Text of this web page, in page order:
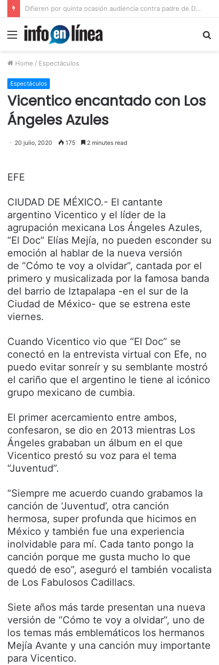
Inicia juicio contra padre de Dafne por violación equiparada contra su hija
Menu
Home / Espectáculos
Espectáculos
Vicentico encantado con Los
Ángeles Azules
20 julio, 2020 175 2 minutes read
EFE
CIUDAD DE MÉXICO.- El cantante
argentino Vicentico y el líder de la
agrupación mexicana Los Ángeles Azules,
“El Doc” Elías Mejía, no pueden esconder su
emoción al hablar de la nueva versión
de “Cómo te voy a olvidar”, cantada por el
primero y musicalizada por la famosa banda
del barrio de Iztapalapa -en el sur de la
Ciudad de México- que se estrena este
viernes.
Cuando Vicentico vio que “El Doc” se
conectó en la entrevista virtual con Efe, no
puedo evitar sonreír y su semblante mostró
el cariño que el argentino le tiene al icónico
grupo mexicano de cumbia.
El primer acercamiento entre ambos,
confesaron, se dio en 2013 mientras Los
Ángeles grababan un álbum en el que
Vicentico prestó su voz para el tema
“Juventud”.
“Siempre me acuerdo cuando grabamos la
canción de ‘Juventud’, otra canción
hermosa, super profunda que hicimos en
México y también fue una experiencia
inolvidable para mí. Cada tanto pongo la
canción porque me gusta mucho lo que
quedó de eso”, aseguró el también vocalista
de Los Fabulosos Cadillacs.
Siete años más tarde presentan una nueva
versión de “Cómo te voy a olvidar”, uno de
los temas más emblemáticos los hermanos
Mejía Avante y una canción muy importante
para Vicentico.